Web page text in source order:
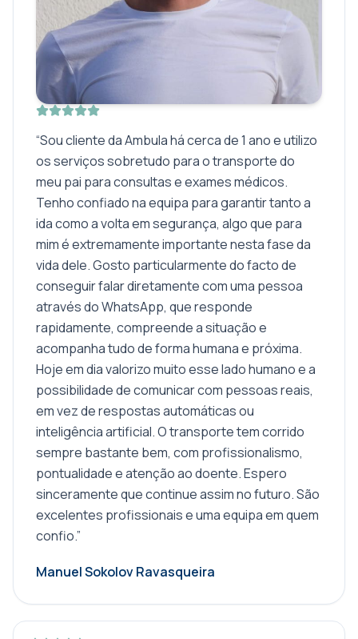
“Sou cliente da Ambula há cerca de 1 ano e utilizo
os serviços sobretudo para o transporte do
meu pai para consultas e exames médicos.
Tenho confiado na equipa para garantir tanto a
ida como a volta em segurança, algo que para
mim é extremamente importante nesta fase da
vida dele. Gosto particularmente do facto de
conseguir falar diretamente com uma pessoa
através do WhatsApp, que responde
rapidamente, compreende a situação e
acompanha tudo de forma humana e próxima.
Hoje em dia valorizo muito esse lado humano e a
possibilidade de comunicar com pessoas reais,
em vez de respostas automáticas ou
inteligência artificial. O transporte tem corrido
sempre bastante bem, com profissionalismo,
pontualidade e atenção ao doente. Espero
sinceramente que continue assim no futuro. São
excelentes profissionais e uma equipa em quem
confio.”
Manuel Sokolov Ravasqueira